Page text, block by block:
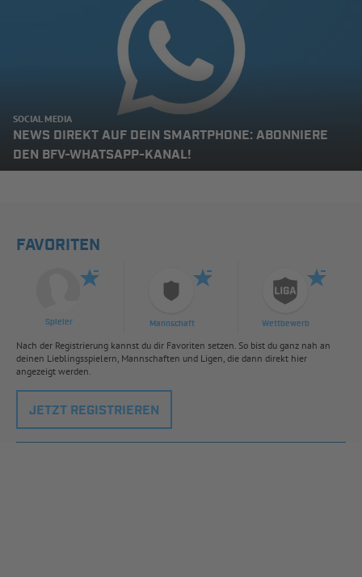
SOCIAL MEDIA
NEWS DIREKT AUF DEIN SMARTPHONE: ABONNIERE
DEN BFV-WHATSAPP-KANAL!
FAVORITEN
Spieler Mannschaft Wettbewerb
Nach der Registrierung kannst du dir Favoriten setzen. So bist du ganz nah an
deinen Lieblingsspielern, Mannschaften und Ligen, die dann direkt hier
angezeigt werden.
JETZT REGISTRIEREN